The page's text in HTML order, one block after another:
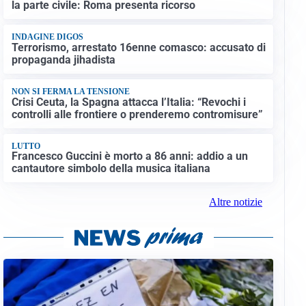
la parte civile: Roma presenta ricorso
INDAGINE DIGOS
Terrorismo, arrestato 16enne comasco: accusato di
propaganda jihadista
NON SI FERMA LA TENSIONE
Crisi Ceuta, la Spagna attacca l’Italia: “Revochi i
controlli alle frontiere o prenderemo contromisure”
LUTTO
Francesco Guccini è morto a 86 anni: addio a un
cantautore simbolo della musica italiana
Altre notizie